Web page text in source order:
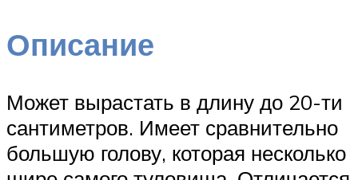
Описание
Может вырастать в длину до 20-ти
сантиметров. Имеет сравнительно
большую голову, которая несколько